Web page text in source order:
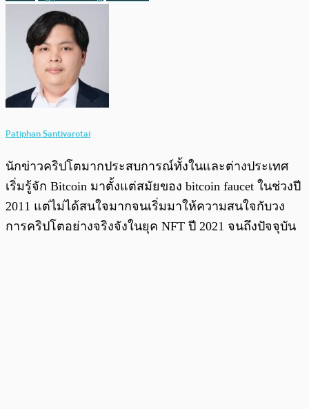
Patiphan Santivarotai
นักข่าวคริปโตมากประสบการณ์ทั้งในและต่างประเทศ
เริ่มรู้จัก Bitcoin มาตั้งแต่สมัยของ bitcoin faucet ในช่วงปี
2011 แต่ไม่ได้สนใจมากจนเริ่มมาให้ความสนใจกับวง
การคริปโตอย่างจริงจังในยุค NFT ปี 2021 จนถึงปัจจุบัน